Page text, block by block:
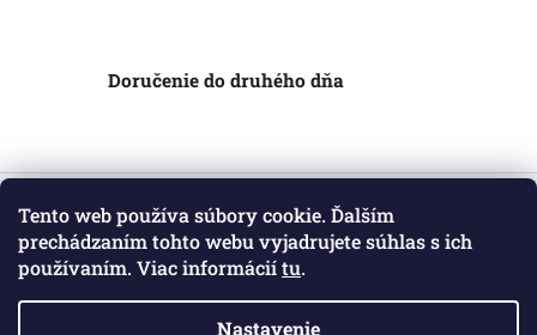
Tento web používa súbory cookie. Ďalším
prechádzaním tohto webu vyjadrujete súhlas s ich
používaním. Viac informáciítu.
Nastavenie
Doručenie do druhého dňa
Z
Informácie pre vás
Obchodné podmienky